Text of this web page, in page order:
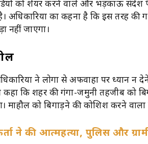
को शेयर करने वाले और भड़काऊ
अधिकारियों का कहना है कि इस तरह की
नहीं जाएगा।
ने लोगों से अफवाहों पर ध्यान न
कहा कि शहर की गंगा-जमुनी तहजीब को
माहौल को बिगाड़ने की कोशिश करने वालों
ने की आत्महत्या, पुलिस और